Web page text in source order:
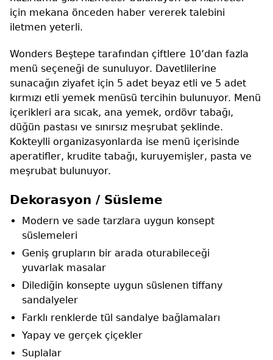
için mekana önceden haber vererek talebini
iletmen yeterli.
Wonders Beştepe tarafından çiftlere 10’dan fazla
menü seçeneği de sunuluyor. Davetlilerine
sunacağın ziyafet için 5 adet beyaz etli ve 5 adet
kırmızı etli yemek menüsü tercihin bulunuyor. Menü
içerikleri ara sıcak, ana yemek, ordövr tabağı,
düğün pastası ve sınırsız meşrubat şeklinde.
Kokteylli organizasyonlarda ise menü içerisinde
aperatifler, krudite tabağı, kuruyemişler, pasta ve
meşrubat bulunuyor.
Dekorasyon / Süsleme
Modern ve sade tarzlara uygun konsept
süslemeleri
Geniş grupların bir arada oturabileceği
yuvarlak masalar
Dilediğin konsepte uygun süslenen tiffany
sandalyeler
Farklı renklerde tül sandalye bağlamaları
Yapay ve gerçek çiçekler
Suplalar